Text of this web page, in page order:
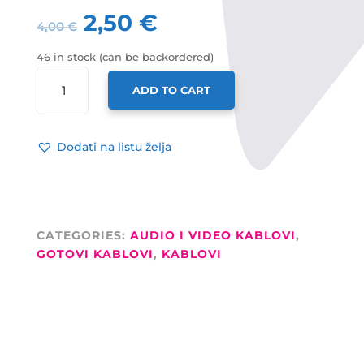
4,00€ 2,50 €
46 in stock (can be backordered)
GOTOVI
M
QUANTITY
ADD TO CART
Dodati na listu želja
CATEGORIES: AUDIO I VIDEO KABLOVI,
GOTOVI KABLOVI, KABLOVI